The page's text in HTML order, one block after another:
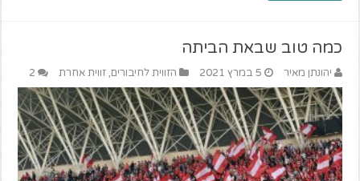
כמה טוב שבאת הביתה
יהונתן מאיר 5 במרץ 2021 הזווית לחיבורים,זווית אחרת 2